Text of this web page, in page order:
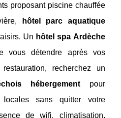
proposant piscine chauffée
hôtel parc aquatique
Un hôtel spa Ardèche
vous détendre après vos
recherchez un
hébergement pour
sans quitter votre
de wifi, climatisation,